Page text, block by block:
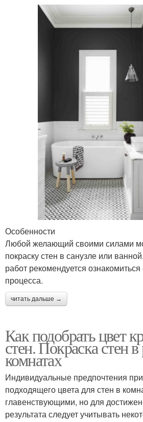
Особенности
Любой желающий своими силами
покраску стен в санузле или
работ рекомендуется ознакомиться
процесса.
читать дальше →
Как подобрать цвет
стен. Покраска стен
комнатах
Индивидуальные предпочтения
подходящего цвета для стен в
главенствующими, но для
результата следует учитывать